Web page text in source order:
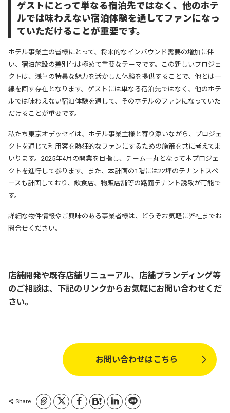
ゲストにとって単なる宿泊先ではなく、他のホテ
ルでは味わえない宿泊体験を通してファンになっ
ていただけることが重要です。
ホテル事業主の皆様にとって、将来的なインバウンド需要の増加に伴
い、宿泊施設の差別化は極めて重要なテーマです。
この新しいプロジェ
クトは、浅草の特異な魅力を活かした体験を提供することで、他とは一
線を画す存在となります。ゲストには単なる宿泊先ではなく、他のホテ
ルでは味わえない宿泊体験を通して、そのホテルのファンになっていた
だけることが重要です。
私たち東京オデッセイは、ホテル事業主様と寄り添いながら、プロジェ
クトを通じて利用客を熱狂的なファンにするための施策を共に考えてま
いります。 2025年4月の開業を目指し、チーム一丸となって本プロジェ
クトを進行して参ります。
また、本計画の1階には22坪のテナントスペ
ースも計画しており、飲食店、物販店舗等の路面テナント誘致が可能で
す。
詳細な物件情報やご興味のある事業者様は、どうぞお気軽に弊社までお
問合せください。
店舗開発や既存店舗リニューアル、店舗ブランディング等
のご相談は、下記のリンクからお気軽にお問い合わせくだ
さい。
お問い合わせはこちら
Shareコピーしました